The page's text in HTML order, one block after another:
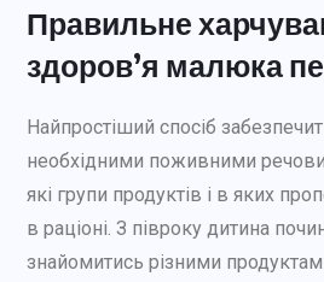
Правильне
здоров’я малюка
Найпростіший спосіб
необхідними поживними
які групи продуктів і в яких
в раціоні. З півроку дитина
знайомитись різними